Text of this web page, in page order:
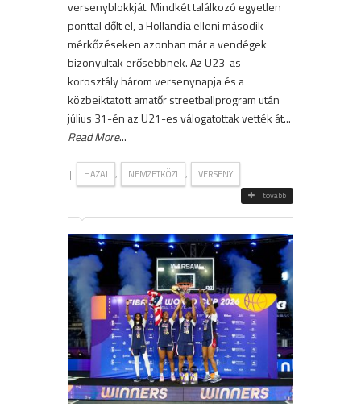
versenyblokkját. Mindkét találkozó egyetlen
ponttal dőlt el, a Hollandia elleni második
mérkőzéseken azonban már a vendégek
bizonyultak erősebbnek. Az U23-as
korosztály három versenynapja és a
közbeiktatott amatőr streetballprogram után
július 31-én az U21-es válogatottak vették át...
Read More...
| HAZAI , NEMZETKÖZI , VERSENY
tovább